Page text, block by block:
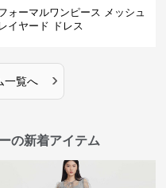
ォーマルワンピース メッシュ
レイヤード ドレス
一覧へ ›
の新着アイテム